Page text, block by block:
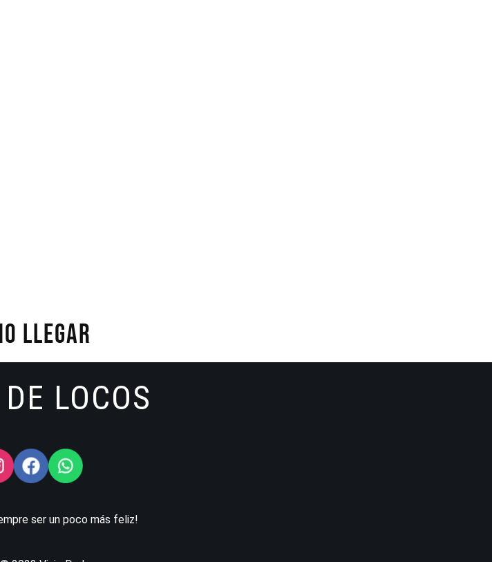
LLEGAR
LOCOS
ser un poco más feliz!